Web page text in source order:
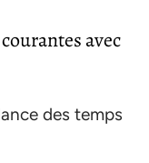
avec
des temps